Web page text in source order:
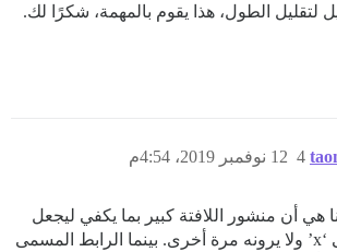
لتقليل الطول، هذا يقوم بالمهمة، شكرًا لك.
12 نوفمبر 2019، 4:54م 4
هي أن منشور اللافتة كبير بما يكفي ليجعل
الناس يضغطون على ‘x’ ولا يرونه مرة أخرى. بينما الرابط المسمى